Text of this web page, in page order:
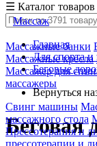
☰ Каталог товаров
Массаж
Массажные банки
Массажные кресла
Массажер для
массажеры
Свинг машины
массажного стола
Прессотерапия и
прессотерапии и
Главная
Для спорта
Беговые
Вернуться
Беговая